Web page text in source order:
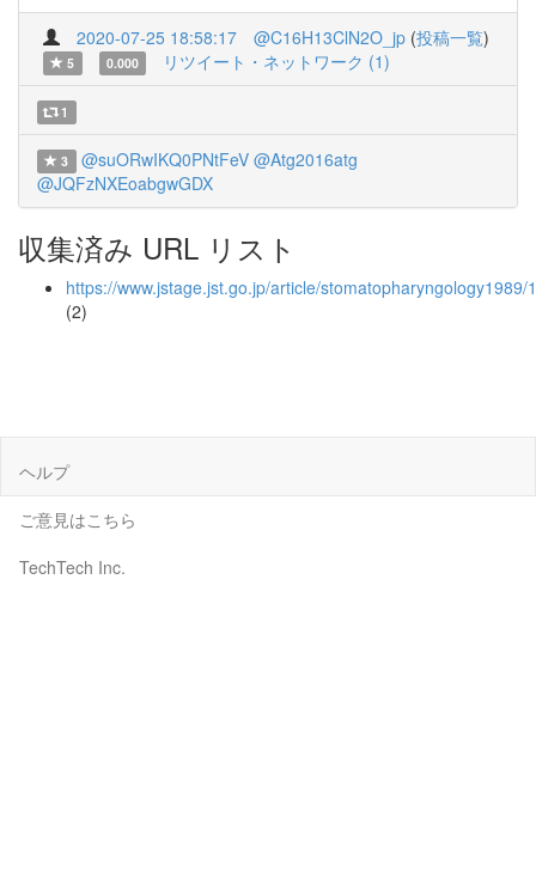
2020-07-25 18:58:17 @C16H13ClN2O_jp (投稿一覧)
5 0.000 リツイート・ネットワーク (1)
1
3 @suORwIKQ0PNtFeV @Atg2016atg
@JQFzNXEoabgwGDX
収集済み URL リスト
https://www.jstage.jst.go.jp/article/
(2)
ヘルプ
ご意見はこちら
TechTech Inc.